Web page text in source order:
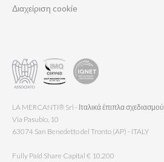
Διαχείριση cookie
LA MERCANTI® Srl - Ιταλικά έπιπλα σχεδιασμού
Via Pasubio, 10
63074 San Benedetto del Tronto (AP) - ITALY
Fully Paid Share Capital € 10.200